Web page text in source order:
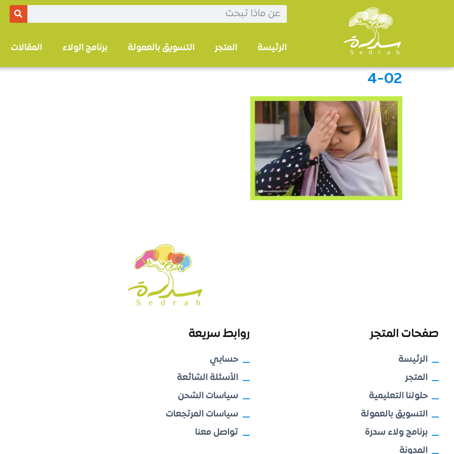
الرئيسة المتجر التسويق بالعمولة برنامج الولاء المقالات
4-02
صفحات المتجر
الرئيسة
المتجر
حلولنا التعليمية
التسويق بالعمولة
برنامج ولاء سدرة
المدونة
روابط سريعة
حسابي
الأسئلة الشائعة
سياسات الشحن
سياسات المرتجعات
تواصل معنا